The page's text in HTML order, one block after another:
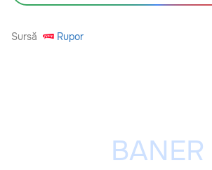
Sursă Rupor